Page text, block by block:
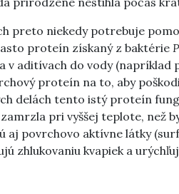
preto niekedy potrebuje
proteín získaný z baktérie
v aditívach do vody (napríklad
proteín na to, aby
delách tento istý proteín
zamrzla pri vyššej teplote, než
aj povrchovo aktívne látky
zhlukovaniu kvapiek a